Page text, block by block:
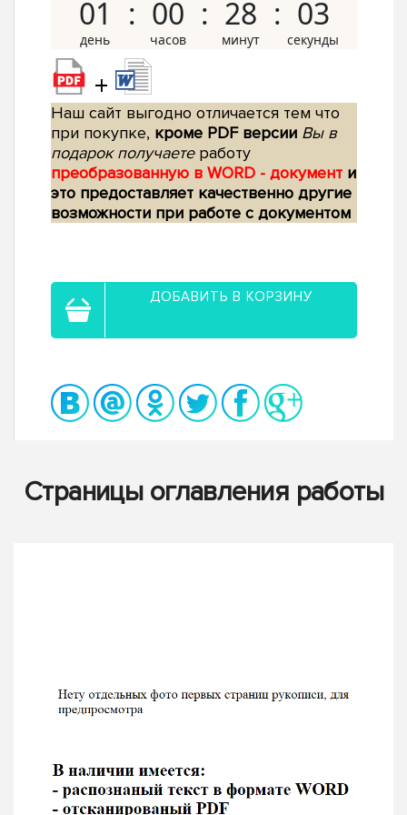
01 00 28 02
+
Наш сайт выгодно отличается тем что
при покупке, кроме PDF версии Вы в
подарок получаетеработу
преобразованную в WORD - документ и
это предоставляет качественно другие
возможности при работе с документом
ДОБАВИТЬ В КОРЗИНУ
Страницы оглавления работы